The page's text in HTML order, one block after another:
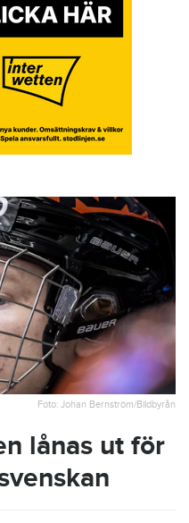
Foto: Johan Bernström/Bildbyrån
lånas ut för